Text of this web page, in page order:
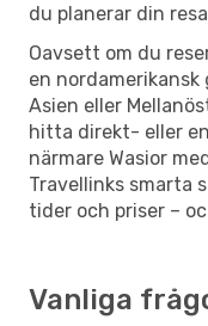
du planerar din
Oavsett om du
en
Asien eller
hitta direkt- eller
närmare Wasior
Travellinks smarta
tider och priser –
Vanliga